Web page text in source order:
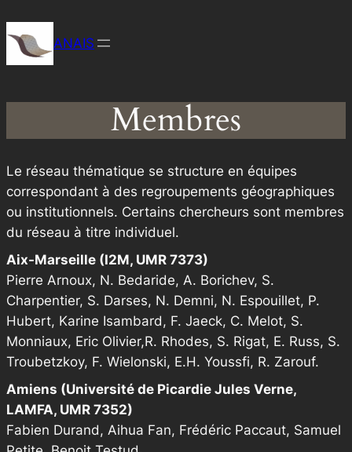
au
contenu
ANAIS
Membres
Le réseau thématique se structure en équipes
correspondant à des regroupements géographiques
ou institutionnels. Certains chercheurs sont membres
du réseau à titre individuel.
Aix-Marseille (I2M, UMR 7373)
Pierre Arnoux, N. Bedaride, A. Borichev, S.
Charpentier, S. Darses, N. Demni, N. Espouillet, P.
Hubert, Karine Isambard, F. Jaeck, C. Melot, S.
Monniaux, Eric Olivier,R. Rhodes, S. Rigat, E. Russ, S.
Troubetzkoy, F. Wielonski, E.H. Youssfi, R. Zarouf.
Amiens (Université de Picardie Jules Verne,
LAMFA, UMR 7352)
Fabien Durand, Aihua Fan, Frédéric Paccaut, Samuel